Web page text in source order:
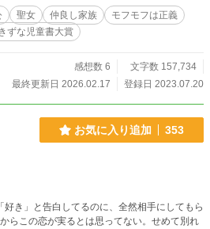
て。 良い
聖女 仲良し家族
モフモフは正義
きずな児童書大賞
感想数 6
文字数 157,734
最終更新日 2026.02.17
登録日 2023.07.20
お気に入り追加 353
き」と告白してるのに、全然相手にしてもら
らこの恋が実るとは思ってない。せめて別れ